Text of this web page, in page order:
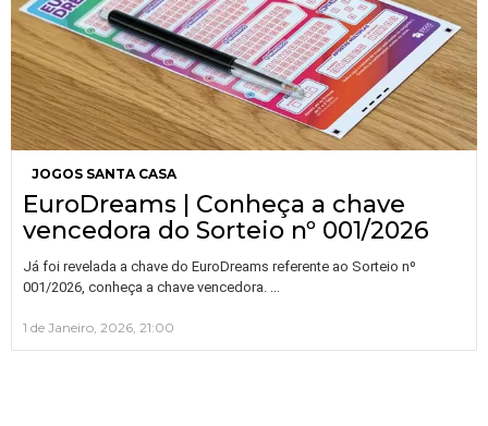
JOGOS SANTA CASA
EuroDreams | Conheça a chave
vencedora do Sorteio nº 001/2026
Já foi revelada a chave do EuroDreams referente ao Sorteio nº
001/2026, conheça a chave vencedora.
1 de Janeiro, 2026, 21:00